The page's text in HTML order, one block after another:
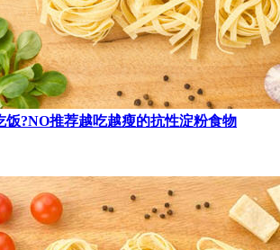
饭?NO推荐越吃越瘦的抗性淀粉食物